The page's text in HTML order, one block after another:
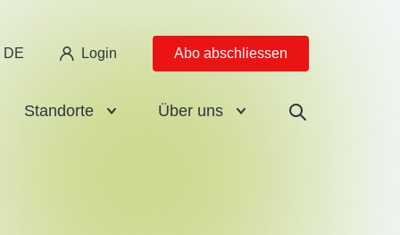
DE Login Abo abschliessen
Standorte Über uns